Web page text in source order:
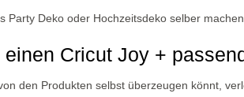
einen Cricut Joy +
den Produkten selbst überzeugen könnt,